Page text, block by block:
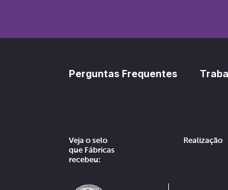
Perguntas Frequentes
Veja o selo
que Fábricas
recebeu:
Realização